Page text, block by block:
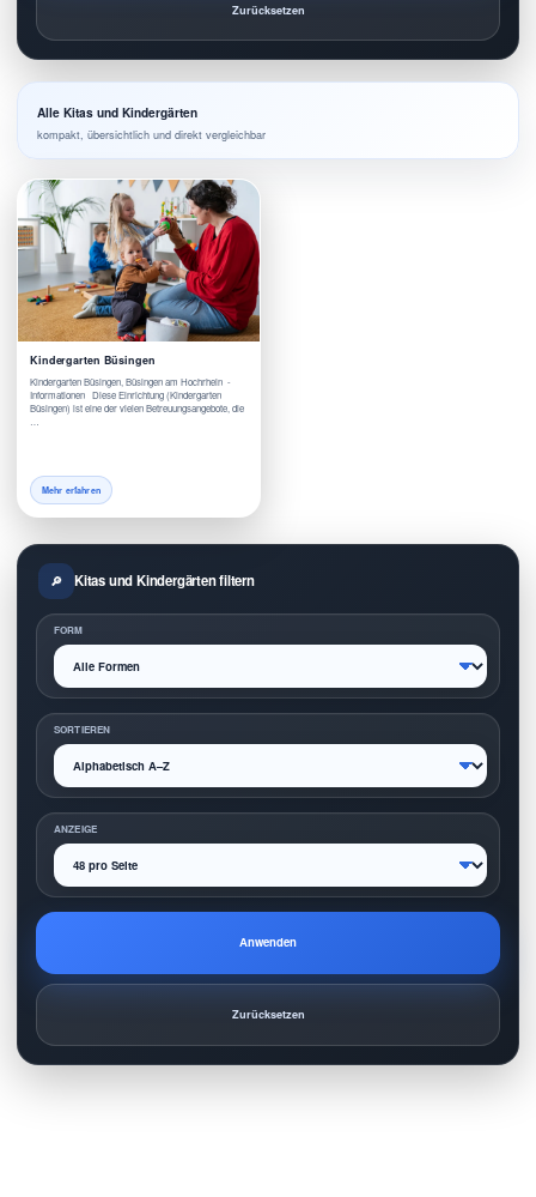
Zurücksetzen
Alle Kitas und Kindergärten
kompakt, übersichtlich und direkt vergleichbar
Kindergarten Büsingen
Kindergarten Büsingen, Büsingen am Hochrhein -
Informationen Diese Einrichtung (Kindergarten
Büsingen) ist eine der vielen Betreuungsangebote, die
Mehr erfahren
Kitas und Kindergärten filtern
FORM
SORTIEREN
ANZEIGE
Anwenden
Zurücksetzen